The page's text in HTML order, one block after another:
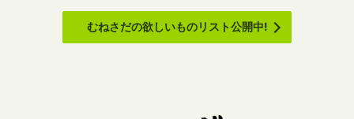
むねさだの欲しいものリスト公開中!